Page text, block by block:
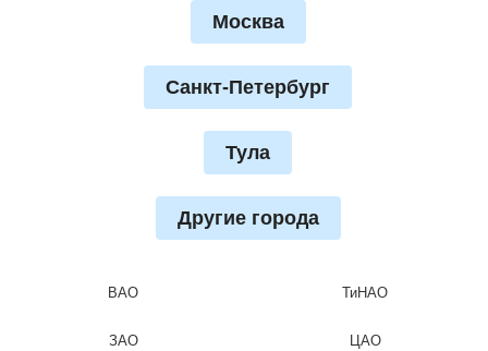
Москва
Санкт-Петербург
Тула
Другие города
ВАО
ЗАО
ТиНАО
ЦАО